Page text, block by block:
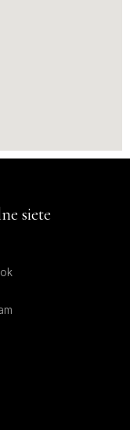
siete